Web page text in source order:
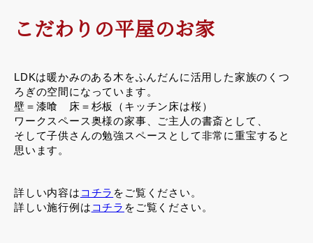
こだわりの平屋のお家
LDKは暖かみのある木をふんだんに活用した家族のくつ
ろぎの空間になっています。
壁＝漆喰 床＝杉板（キッチン床は桜）
ワークスペース奥様の家事、ご主人の書斎として、
そして子供さんの勉強スペースとして非常に重宝すると
思います。
詳しい内容は コチラ をご覧ください。
詳しい施行例は コチラ をご覧ください。